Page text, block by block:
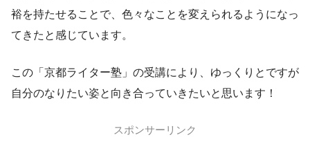
裕を持たせることで、色々なことを変えられるようになっ
てきたと感じています。
この「京都ライター塾」の受講により、ゆっくりとですが
自分のなりたい姿と向き合っていきたいと思います！
スポンサーリンク